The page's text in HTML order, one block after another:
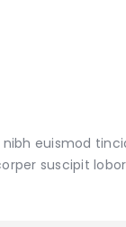
euismod
suscipit